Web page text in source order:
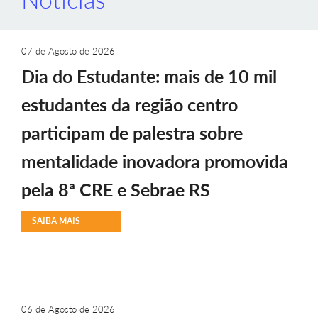
07 de Agosto de 2026
Dia do Estudante: mais de 10 mil
estudantes da região centro
participam de palestra sobre
mentalidade inovadora promovida
pela 8ª CRE e Sebrae RS
SAIBA MAIS
06 de Agosto de 2026